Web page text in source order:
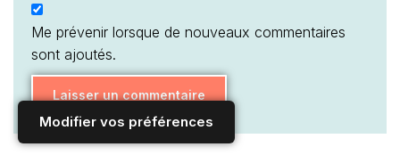
Modifier vos préférences
Me prévenir lorsque de nouveaux commentaires
sont ajoutés.